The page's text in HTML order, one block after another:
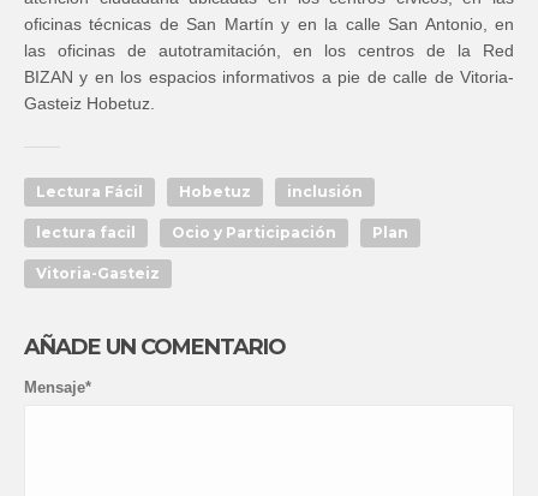
oficinas técnicas de San Martín y en la calle San Antonio, en
las oficinas de autotramitación, en los centros de la Red
BIZAN y en los espacios informativos a pie de calle de Vitoria-
Gasteiz Hobetuz.
Lectura Fácil Hobetuz inclusión
lectura facil Ocio y Participación Plan
Vitoria-Gasteiz
AÑADE UN COMENTARIO
Mensaje*